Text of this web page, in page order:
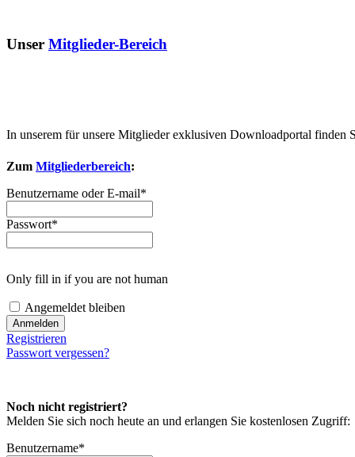
Unser Mitglieder-Bereich
In unserem für unsere Mitglieder exklusiven Downloadportal finden
Zum Mitgliederbereich:
Benutzername oder E-mail*
Passwort*
Only fill in if you are not human
Angemeldet bleiben
Registrieren
Passwort vergessen?
Noch nicht registriert?
Melden Sie sich noch heute an und erlangen Sie kostenlosen Zugriff:
Benutzername*